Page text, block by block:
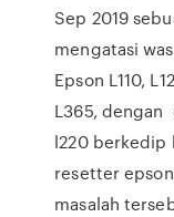
Sep 2019
mengatasi
Epson L110,
L365, dengan
l220 berkedip
resetter epson
masalah